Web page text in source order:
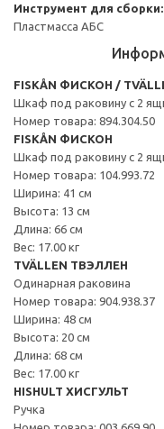
Инструмент для сборки:
Пластмасса АБС
FISKÅN ФИСКОН /
Шкаф под раковину с 2
Номер товара: 894.304.50
FISKÅN ФИСКОН
Шкаф под раковину с 2
Номер товара: 104.993.72
Ширина: 41 см
Высота: 13 см
Длина: 66 см
Вес: 17.00 кг
TVÄLLEN ТВЭЛЛЕН
Одинарная раковина
Номер товара: 904.938.37
Ширина: 48 см
Высота: 20 см
Длина: 68 см
Вес: 17.00 кг
HISHULT ХИСГУЛЬТ
Ручка